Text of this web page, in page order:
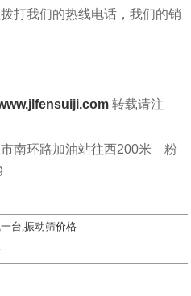
打我们的热线电话，我们的销
转载请注
南环路加油站往西200米 粉
台,振动筛价格